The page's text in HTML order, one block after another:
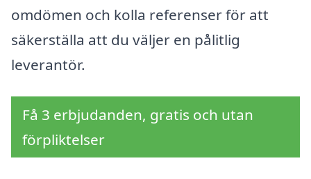
omdömen och kolla referenser för att
säkerställa att du väljer en pålitlig
leverantör.
Få 3 erbjudanden, gratis och utan
förpliktelser